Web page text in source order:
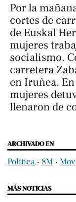
Por la
cortes de
de Euskal
mujeres
socialismo.
carretera
en Iruñea.
mujeres
llenaron de
ARCHIVADO EN
Política ‧ 8M ‧
MÁS NOTICIAS